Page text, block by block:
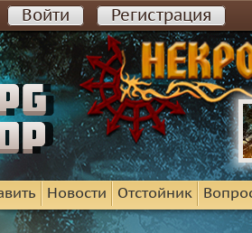
Войти Регистрация
Новости Отстойник